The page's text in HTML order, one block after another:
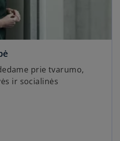
prie tvarumo,
ir socialinės